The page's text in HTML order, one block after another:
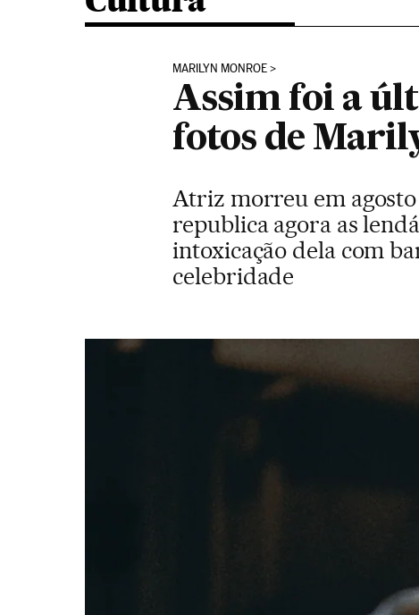
MARILYN MONROE
Assim foi a
fotos de
Atriz morreu em agosto
republica agora as
intoxicação dela com
celebridade